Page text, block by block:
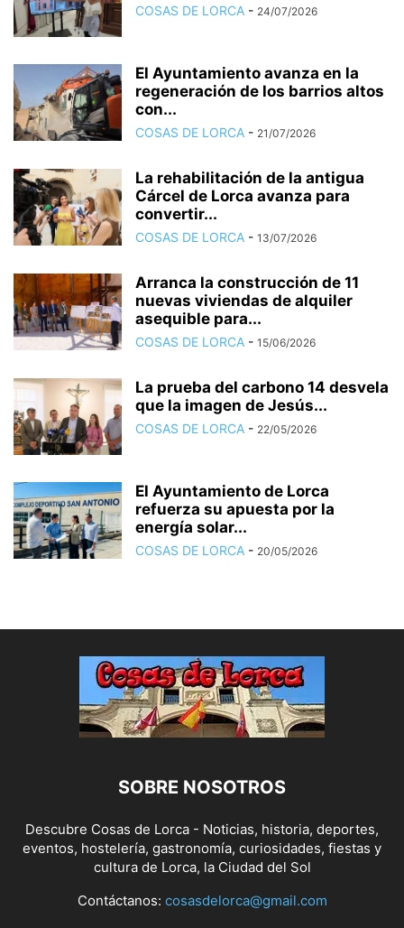
COSAS DE LORCA - 24/07/2026
El Ayuntamiento avanza en la
regeneración de los barrios altos
con...
COSAS DE LORCA - 21/07/2026
La rehabilitación de la antigua
Cárcel de Lorca avanza para
convertir...
COSAS DE LORCA - 13/07/2026
Arranca la construcción de 11
nuevas viviendas de alquiler
asequible para...
COSAS DE LORCA - 15/06/2026
La prueba del carbono 14 desvela
que la imagen de Jesús...
COSAS DE LORCA - 22/05/2026
El Ayuntamiento de Lorca
refuerza su apuesta por la
energía solar...
COSAS DE LORCA - 20/05/2026
SOBRE NOSOTROS
Descubre Cosas de Lorca - Noticias, historia, deportes,
eventos, hostelería, gastronomía, curiosidades, fiestas y
cultura de Lorca, la Ciudad del Sol
Contáctanos: cosasdelorca@gmail.com